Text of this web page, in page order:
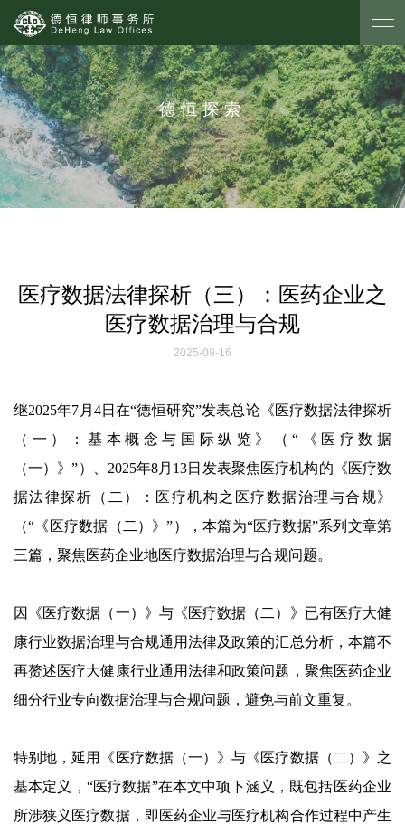
德恒探索
医疗数据法律探析（三）：医药企业之
医疗数据治理与合规
2025-09-16
继2025年7月4日在“德恒研究”发表总论《医疗数据法律探析
（一）：基本概念与国际纵览》（“《医疗数据
（一）》”）、2025年8月13日发表聚焦医疗机构的《医疗数
据法律探析（二）：医疗机构之医疗数据治理与合规》
（“《医疗数据（二）》”），本篇为“医疗数据”系列文章第
三篇，聚焦医药企业地医疗数据治理与合规问题。
因《医疗数据（一）》与《医疗数据（二）》已有医疗大健
康行业数据治理与合规通用法律及政策的汇总分析，本篇不
再赘述医疗大健康行业通用法律和政策问题，聚焦医药企业
细分行业专向数据治理与合规问题，避免与前文重复。
特别地，延用《医疗数据（一）》与《医疗数据（二）》之
基本定义，“医疗数据”在本文中项下涵义，既包括医药企业
所涉狭义医疗数据，即医药企业与医疗机构合作过程中产生